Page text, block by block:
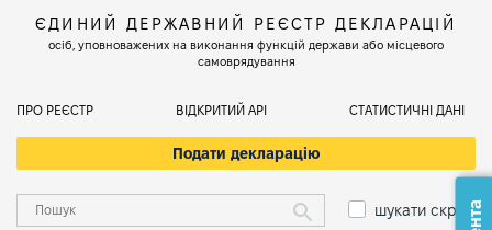
ЄДИНИЙ ДЕРЖАВНИЙ РЕЄСТР ДЕКЛАРАЦІЙ
осіб, уповноважених на виконання функцій держави або місцевого
самоврядування
ПРО РЕЄСТР ВІДКРИТИЙ АРІ СТАТИСТИЧНІ ДАНІ
Подати декларацію
шукати скрізь